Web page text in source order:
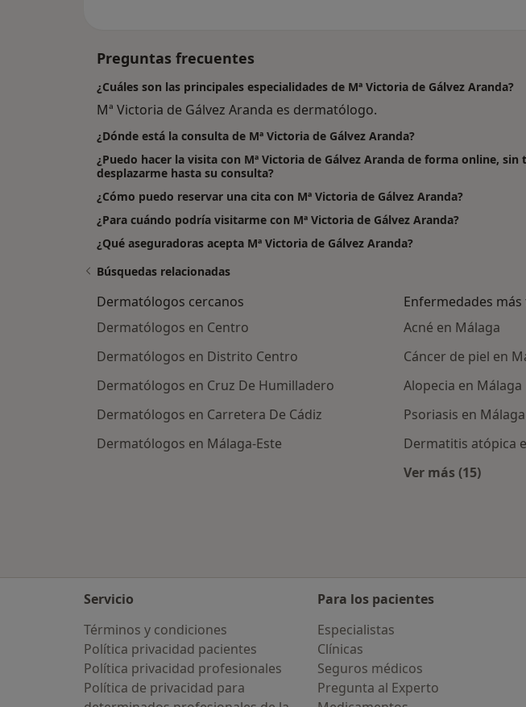
Preguntas frecuentes
¿Cuáles son las principales especialidades de Mª Victoria de Gálvez Aranda?
Mª Victoria de Gálvez Aranda es dermatólogo.
¿Dónde está la consulta de Mª Victoria de Gálvez Aranda?
¿Puedo hacer la visita con Mª Victoria de Gálvez Aranda de forma online, sin
desplazarme hasta su consulta?
¿Cómo puedo reservar una cita con Mª Victoria de Gálvez Aranda?
¿Para cuándo podría visitarme con Mª Victoria de Gálvez Aranda?
¿Qué aseguradoras acepta Mª Victoria de Gálvez Aranda?
Búsquedas relacionadas
Dermatólogos cercanos
Dermatólogos en Centro
Dermatólogos en Distrito Centro
Dermatólogos en Cruz De Humilladero
Dermatólogos en Carretera De Cádiz
Dermatólogos en Málaga-Este
Enfermedades
Acné en Málaga
Cáncer de piel en
Alopecia en Málaga
Psoriasis en Málaga
Dermatitis atópica
Ver más (15)
Servicio
Términos y condiciones
Política privacidad pacientes
Política privacidad profesionales
Política de privacidad para
Para los pacientes
Especialistas
Clínicas
Seguros médicos
Pregunta al Experto